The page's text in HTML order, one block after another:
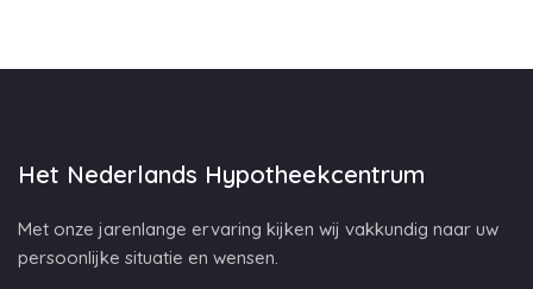
Het Nederlands Hypotheekcentrum
Met onze jarenlange ervaring kijken wij vakkundig naar uw
persoonlijke situatie en wensen.